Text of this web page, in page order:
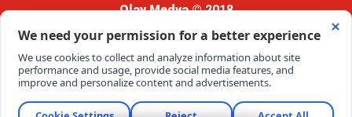
Olay Medya© 2018
kullanımı hukuki yaptırıma tabidir.